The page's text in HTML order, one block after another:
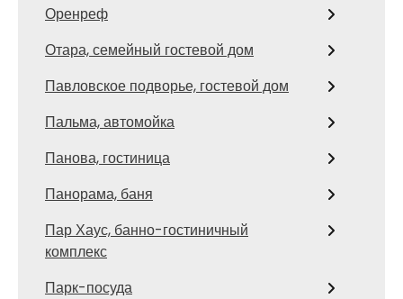
Оренреф
Отара, семейный гостевой дом
Павловское подворье, гостевой дом
Пальма, автомойка
Панова, гостиница
Панорама, баня
Пар Хаус, банно-гостиничный
комплекс
Парк-посуда